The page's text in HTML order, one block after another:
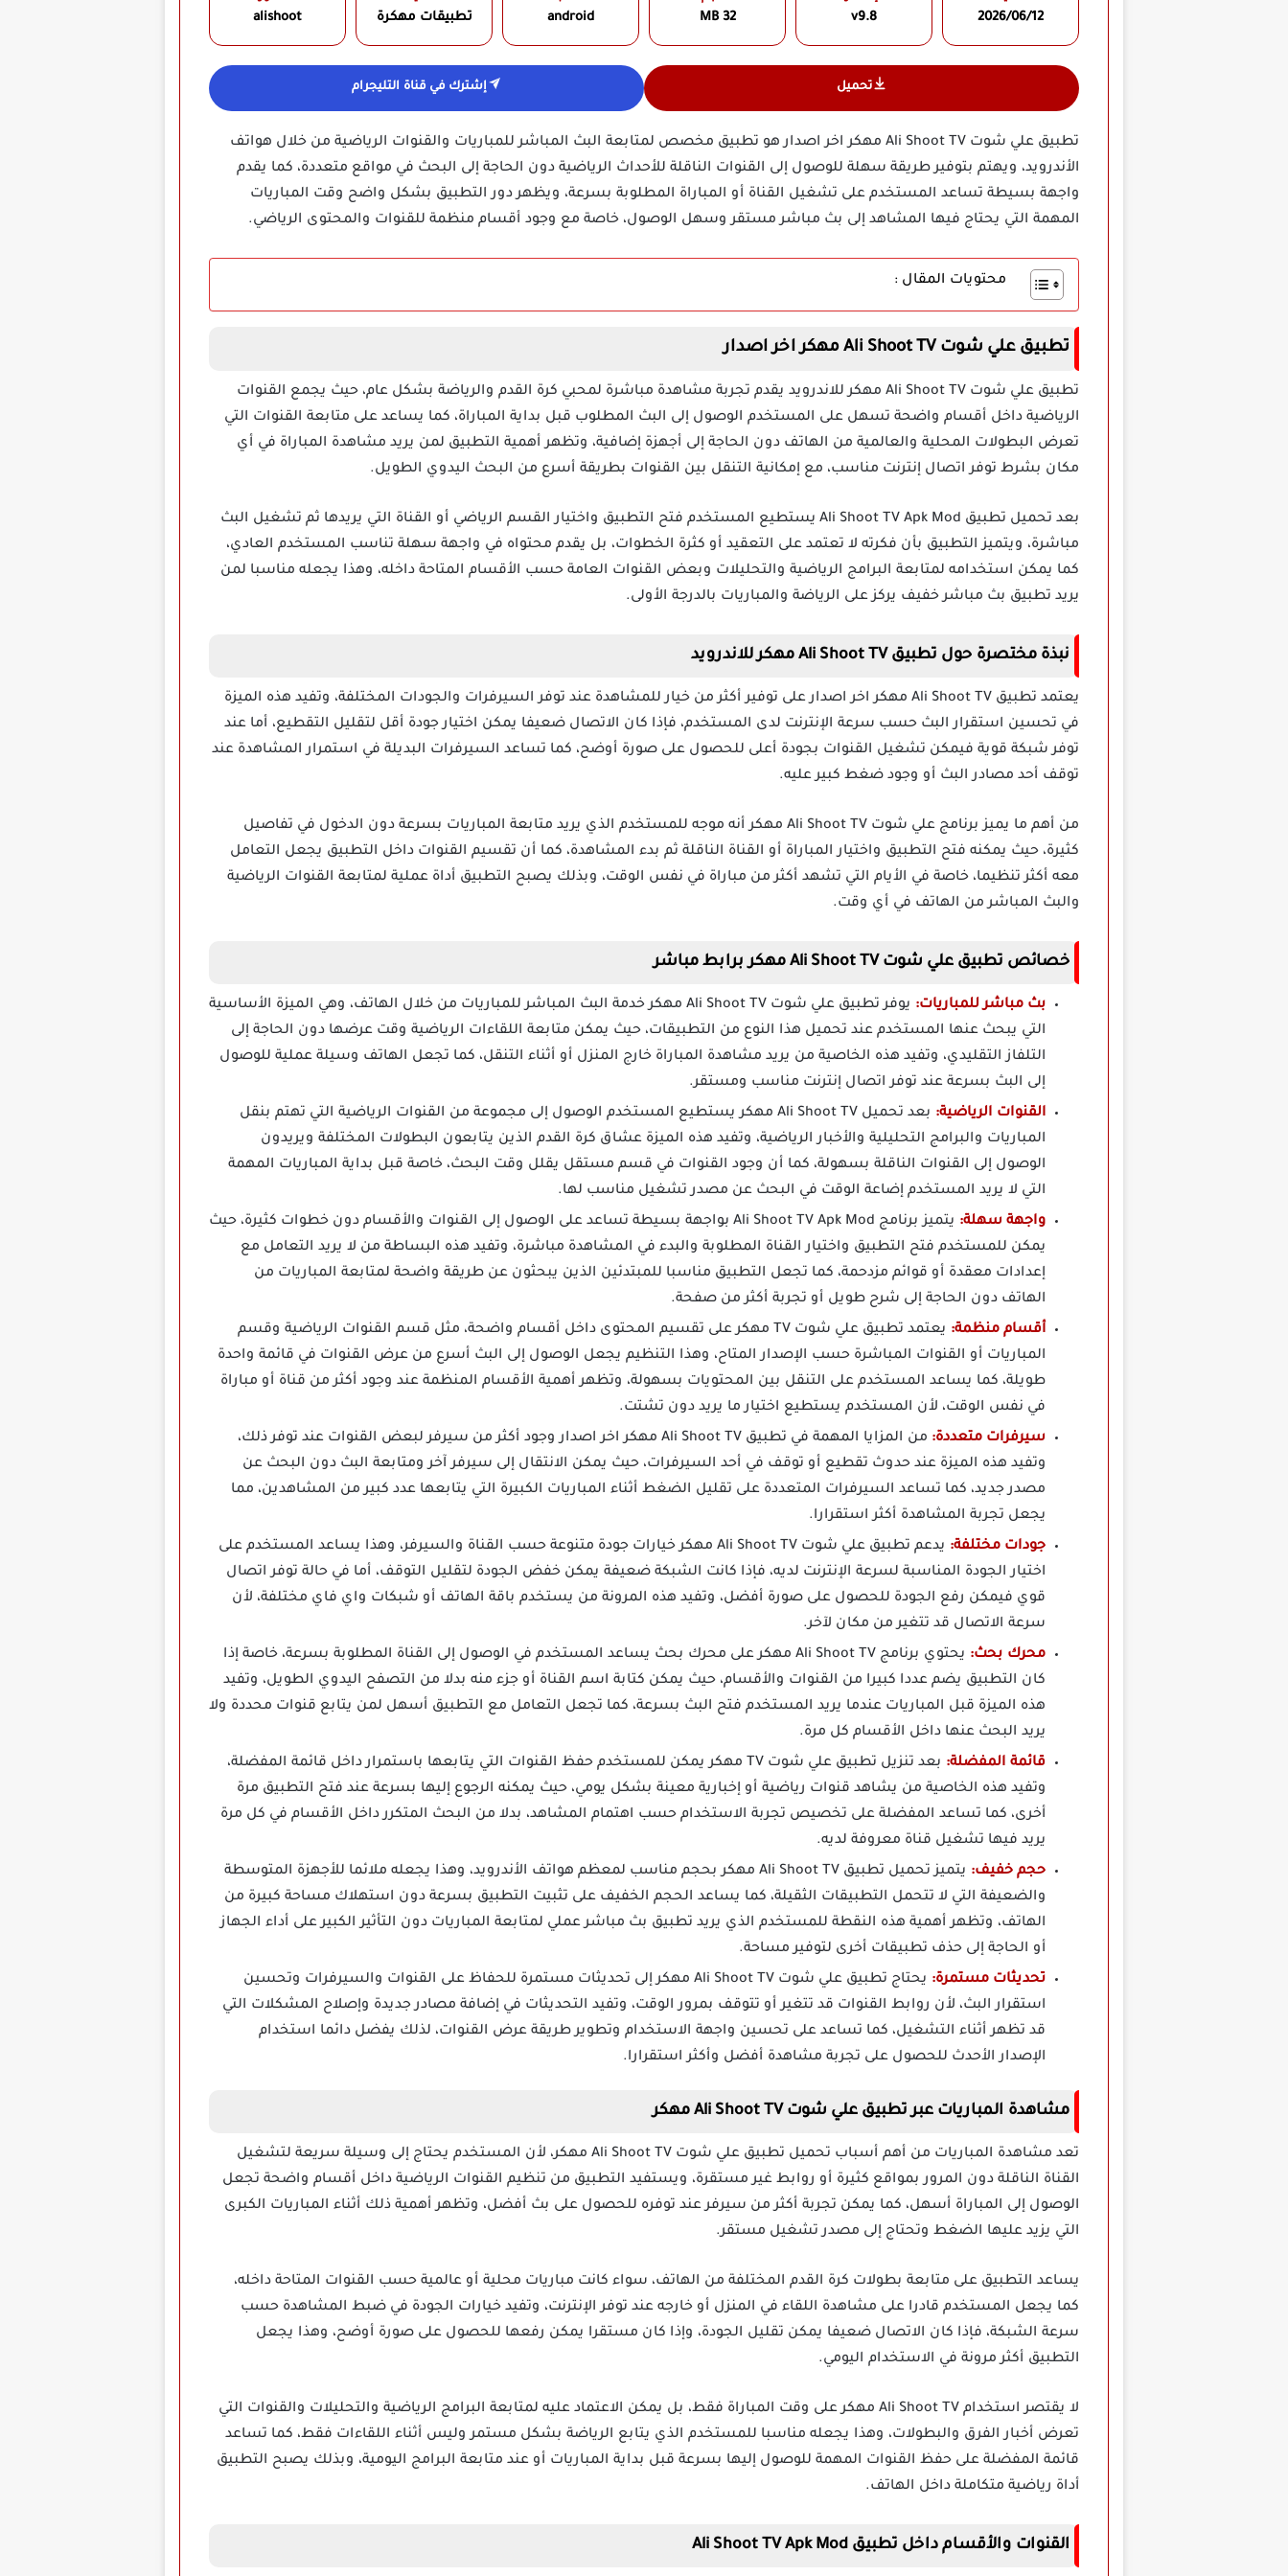
2026/06/12
v9.8
32 MB
android تطبيقات مهكرة alishoot
تحميل إشترك في قناة التليجرام
تطبيق علي شوت Ali Shoot TV مهكر اخر اصدار هو تطبيق مخصص لمتابعة البث المباشر للمباريات والقنوات الرياضية من خلال هواتف
الأندرويد، ويهتم بتوفير طريقة سهلة للوصول إلى القنوات الناقلة للأحداث الرياضية دون الحاجة إلى البحث في مواقع متعددة، كما يقدم
واجهة بسيطة تساعد المستخدم على تشغيل القناة أو المباراة المطلوبة بسرعة، ويظهر دور التطبيق بشكل واضح وقت المباريات
المهمة التي يحتاج فيها المشاهد إلى بث مباشر مستقر وسهل الوصول، خاصة مع وجود أقسام منظمة للقنوات والمحتوى الرياضي.
محتويات المقال :
تطبيق علي شوت Ali Shoot TV مهكر اخر اصدار
تطبيق علي شوت Ali Shoot TV مهكر للاندرويد يقدم تجربة مشاهدة مباشرة لمحبي كرة القدم والرياضة بشكل عام، حيث يجمع القنوات
الرياضية داخل أقسام واضحة تسهل على المستخدم الوصول إلى البث المطلوب قبل بداية المباراة، كما يساعد على متابعة القنوات التي
تعرض البطولات المحلية والعالمية من الهاتف دون الحاجة إلى أجهزة إضافية، وتظهر أهمية التطبيق لمن يريد مشاهدة المباراة في أي
مكان بشرط توفر اتصال إنترنت مناسب، مع إمكانية التنقل بين القنوات بطريقة أسرع من البحث اليدوي الطويل.
بعد تحميل تطبيق Ali Shoot TV Apk Mod يستطيع المستخدم فتح التطبيق واختيار القسم الرياضي أو القناة التي يريدها ثم تشغيل البث
مباشرة، ويتميز التطبيق بأن فكرته لا تعتمد على التعقيد أو كثرة الخطوات، بل يقدم محتواه في واجهة سهلة تناسب المستخدم العادي،
كما يمكن استخدامه لمتابعة البرامج الرياضية والتحليلات وبعض القنوات العامة حسب الأقسام المتاحة داخله، وهذا يجعله مناسبا لمن
يريد تطبيق بث مباشر خفيف يركز على الرياضة والمباريات بالدرجة الأولى.
نبذة مختصرة حول تطبيق Ali Shoot TV مهكر للاندرويد
يعتمد تطبيق Ali Shoot TV مهكر اخر اصدار على توفير أكثر من خيار للمشاهدة عند توفر السيرفرات والجودات المختلفة، وتفيد هذه الميزة
في تحسين استقرار البث حسب سرعة الإنترنت لدى المستخدم، فإذا كان الاتصال ضعيفا يمكن اختيار جودة أقل لتقليل التقطيع، أما عند
توفر شبكة قوية فيمكن تشغيل القنوات بجودة أعلى للحصول على صورة أوضح، كما تساعد السيرفرات البديلة في استمرار المشاهدة عند
توقف أحد مصادر البث أو وجود ضغط كبير عليه.
من أهم ما يميز برنامج علي شوت Ali Shoot TV مهكر أنه موجه للمستخدم الذي يريد متابعة المباريات بسرعة دون الدخول في تفاصيل
كثيرة، حيث يمكنه فتح التطبيق واختيار المباراة أو القناة الناقلة ثم بدء المشاهدة، كما أن تقسيم القنوات داخل التطبيق يجعل التعامل
معه أكثر تنظيما، خاصة في الأيام التي تشهد أكثر من مباراة في نفس الوقت، وبذلك يصبح التطبيق أداة عملية لمتابعة القنوات الرياضية
والبث المباشر من الهاتف في أي وقت.
خصائص تطبيق علي شوت Ali Shoot TV مهكر برابط مباشر
بث مباشر للمباريات:
يوفر تطبيق علي شوت Ali Shoot TV مهكر خدمة البث المباشر للمباريات من خلال الهاتف، وهي الميزة الأساسية
التي يبحث عنها المستخدم عند تحميل هذا النوع من التطبيقات، حيث يمكن متابعة اللقاءات الرياضية وقت عرضها دون الحاجة إلى
التلفاز التقليدي، وتفيد هذه الخاصية من يريد مشاهدة المباراة خارج المنزل أو أثناء التنقل، كما تجعل الهاتف وسيلة عملية للوصول
إلى البث بسرعة عند توفر اتصال إنترنت مناسب ومستقر.
القنوات الرياضية:
بعد تحميل Ali Shoot TV مهكر يستطيع المستخدم الوصول إلى مجموعة من القنوات الرياضية التي تهتم بنقل
المباريات والبرامج التحليلية والأخبار الرياضية، وتفيد هذه الميزة عشاق كرة القدم الذين يتابعون البطولات المختلفة ويريدون
الوصول إلى القنوات الناقلة بسهولة، كما أن وجود القنوات في قسم مستقل يقلل وقت البحث، خاصة قبل بداية المباريات المهمة
التي لا يريد المستخدم إضاعة الوقت في البحث عن مصدر تشغيل مناسب لها.
واجهة سهلة:
يتميز برنامج Ali Shoot TV Apk Mod بواجهة بسيطة تساعد على الوصول إلى القنوات والأقسام دون خطوات كثيرة، حيث
يمكن للمستخدم فتح التطبيق واختيار القناة المطلوبة والبدء في المشاهدة مباشرة، وتفيد هذه البساطة من لا يريد التعامل مع
إعدادات معقدة أو قوائم مزدحمة، كما تجعل التطبيق مناسبا للمبتدئين الذين يبحثون عن طريقة واضحة لمتابعة المباريات من
الهاتف دون الحاجة إلى شرح طويل أو تجربة أكثر من صفحة.
أقسام منظمة:
يعتمد تطبيق علي شوت TV مهكر على تقسيم المحتوى داخل أقسام واضحة، مثل قسم القنوات الرياضية وقسم
المباريات أو القنوات المباشرة حسب الإصدار المتاح، وهذا التنظيم يجعل الوصول إلى البث أسرع من عرض القنوات في قائمة واحدة
طويلة، كما يساعد المستخدم على التنقل بين المحتويات بسهولة، وتظهر أهمية الأقسام المنظمة عند وجود أكثر من قناة أو مباراة
في نفس الوقت، لأن المستخدم يستطيع اختيار ما يريد دون تشتت.
سيرفرات متعددة:
من المزايا المهمة في تطبيق Ali Shoot TV مهكر اخر اصدار وجود أكثر من سيرفر لبعض القنوات عند توفر ذلك،
وتفيد هذه الميزة عند حدوث تقطيع أو توقف في أحد السيرفرات، حيث يمكن الانتقال إلى سيرفر آخر ومتابعة البث دون البحث عن
مصدر جديد، كما تساعد السيرفرات المتعددة على تقليل الضغط أثناء المباريات الكبيرة التي يتابعها عدد كبير من المشاهدين، مما
يجعل تجربة المشاهدة أكثر استقرارا.
جودات مختلفة:
يدعم تطبيق علي شوت Ali Shoot TV مهكر خيارات جودة متنوعة حسب القناة والسيرفر، وهذا يساعد المستخدم على
اختيار الجودة المناسبة لسرعة الإنترنت لديه، فإذا كانت الشبكة ضعيفة يمكن خفض الجودة لتقليل التوقف، أما في حالة توفر اتصال
قوي فيمكن رفع الجودة للحصول على صورة أفضل، وتفيد هذه المرونة من يستخدم باقة الهاتف أو شبكات واي فاي مختلفة، لأن
سرعة الاتصال قد تتغير من مكان لآخر.
محرك بحث:
يحتوي برنامج Ali Shoot TV مهكر على محرك بحث يساعد المستخدم في الوصول إلى القناة المطلوبة بسرعة، خاصة إذا
كان التطبيق يضم عددا كبيرا من القنوات والأقسام، حيث يمكن كتابة اسم القناة أو جزء منه بدلا من التصفح اليدوي الطويل، وتفيد
هذه الميزة قبل المباريات عندما يريد المستخدم فتح البث بسرعة، كما تجعل التعامل مع التطبيق أسهل لمن يتابع قنوات محددة ولا
يريد البحث عنها داخل الأقسام كل مرة.
قائمة المفضلة:
بعد تنزيل تطبيق علي شوت TV مهكر يمكن للمستخدم حفظ القنوات التي يتابعها باستمرار داخل قائمة المفضلة،
وتفيد هذه الخاصية من يشاهد قنوات رياضية أو إخبارية معينة بشكل يومي، حيث يمكنه الرجوع إليها بسرعة عند فتح التطبيق مرة
أخرى، كما تساعد المفضلة على تخصيص تجربة الاستخدام حسب اهتمام المشاهد، بدلا من البحث المتكرر داخل الأقسام في كل مرة
يريد فيها تشغيل قناة معروفة لديه.
حجم خفيف:
يتميز تحميل تطبيق Ali Shoot TV مهكر بحجم مناسب لمعظم هواتف الأندرويد، وهذا يجعله ملائما للأجهزة المتوسطة
والضعيفة التي لا تتحمل التطبيقات الثقيلة، كما يساعد الحجم الخفيف على تثبيت التطبيق بسرعة دون استهلاك مساحة كبيرة من
الهاتف، وتظهر أهمية هذه النقطة للمستخدم الذي يريد تطبيق بث مباشر عملي لمتابعة المباريات دون التأثير الكبير على أداء الجهاز
أو الحاجة إلى حذف تطبيقات أخرى لتوفير مساحة.
تحديثات مستمرة:
يحتاج تطبيق علي شوت Ali Shoot TV مهكر إلى تحديثات مستمرة للحفاظ على القنوات والسيرفرات وتحسين
استقرار البث، لأن روابط القنوات قد تتغير أو تتوقف بمرور الوقت، وتفيد التحديثات في إضافة مصادر جديدة وإصلاح المشكلات التي
قد تظهر أثناء التشغيل، كما تساعد على تحسين واجهة الاستخدام وتطوير طريقة عرض القنوات، لذلك يفضل دائما استخدام
الإصدار الأحدث للحصول على تجربة مشاهدة أفضل وأكثر استقرارا.
مشاهدة المباريات عبر تطبيق علي شوت Ali Shoot TV مهكر
تعد مشاهدة المباريات من أهم أسباب تحميل تطبيق علي شوت Ali Shoot TV مهكر، لأن المستخدم يحتاج إلى وسيلة سريعة لتشغيل
القناة الناقلة دون المرور بمواقع كثيرة أو روابط غير مستقرة، ويستفيد التطبيق من تنظيم القنوات الرياضية داخل أقسام واضحة تجعل
الوصول إلى المباراة أسهل، كما يمكن تجربة أكثر من سيرفر عند توفره للحصول على بث أفضل، وتظهر أهمية ذلك أثناء المباريات الكبرى
التي يزيد عليها الضغط وتحتاج إلى مصدر تشغيل مستقر.
يساعد التطبيق على متابعة بطولات كرة القدم المختلفة من الهاتف، سواء كانت مباريات محلية أو عالمية حسب القنوات المتاحة داخله،
كما يجعل المستخدم قادرا على مشاهدة اللقاء في المنزل أو خارجه عند توفر الإنترنت، وتفيد خيارات الجودة في ضبط المشاهدة حسب
سرعة الشبكة، فإذا كان الاتصال ضعيفا يمكن تقليل الجودة، وإذا كان مستقرا يمكن رفعها للحصول على صورة أوضح، وهذا يجعل
التطبيق أكثر مرونة في الاستخدام اليومي.
لا يقتصر استخدام Ali Shoot TV مهكر على وقت المباراة فقط، بل يمكن الاعتماد عليه لمتابعة البرامج الرياضية والتحليلات والقنوات التي
تعرض أخبار الفرق والبطولات، وهذا يجعله مناسبا للمستخدم الذي يتابع الرياضة بشكل مستمر وليس أثناء اللقاءات فقط، كما تساعد
قائمة المفضلة على حفظ القنوات المهمة للوصول إليها بسرعة قبل بداية المباريات أو عند متابعة البرامج اليومية، وبذلك يصبح التطبيق
أداة رياضية متكاملة داخل الهاتف.
القنوات والأقسام داخل تطبيق Ali Shoot TV Apk Mod